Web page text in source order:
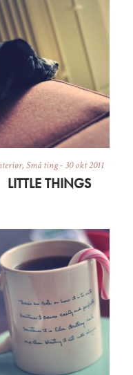
,Små ting-30 okt 2011
LITTLE THINGS